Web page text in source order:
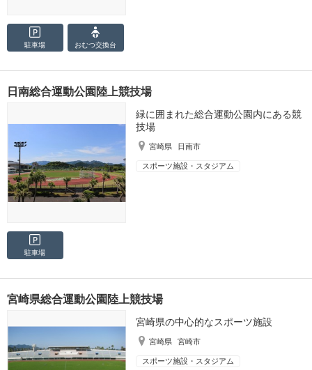
駐車場 おむつ交換台
日南総合運動公園陸上競技場
緑に囲まれた総合運動公園内にある競
技場
宮崎県 日南市
スポーツ施設・スタジアム
駐車場
宮崎県総合運動公園陸上競技場
宮崎県の中心的なスポーツ施設
宮崎県 宮崎市
スポーツ施設・スタジアム